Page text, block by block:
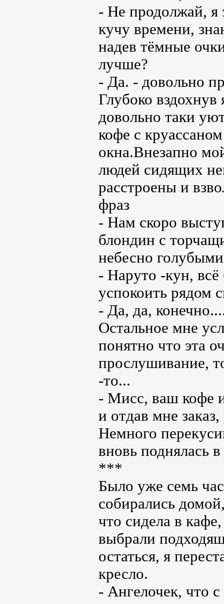
- Не продолжай, я
кучу времени,
надев тёмные
лучше?
- Да. - довольно
Глубоко
довольно таки
кофе с
окна.Внезапно
людей сидящих
расстроены и
фраз
- Нам скоро
блондин с
небесно
- Наруто -кун,
успокоить рядом
- Да, да,
Остальное мне
понятно что эта
прослушивание,
-то...
- Мисс, ваш кофе
и отдав мне
Немного
вновь поднялась
***
Было уже семь
собирались
что сидела в
выбрали
остаться, я
кресло.
- Ангелочек, что